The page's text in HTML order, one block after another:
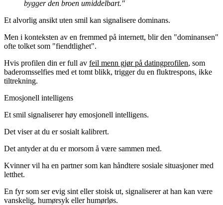
bygger den broen umiddelbart."
Et alvorlig ansikt uten smil kan signalisere dominans.
Men i konteksten av en fremmed på internett, blir den "dominansen"
ofte tolket som "fiendtlighet".
Hvis profilen din er full av feil menn gjør på datingprofilen, som
baderomsselfies med et tomt blikk, trigger du en fluktrespons, ikke
tiltrekning.
Emosjonell intelligens
Et smil signaliserer høy emosjonell intelligens.
Det viser at du er sosialt kalibrert.
Det antyder at du er morsom å være sammen med.
Kvinner vil ha en partner som kan håndtere sosiale situasjoner med
letthet.
En fyr som ser evig sint eller stoisk ut, signaliserer at han kan være
vanskelig, humørsyk eller humørløs.